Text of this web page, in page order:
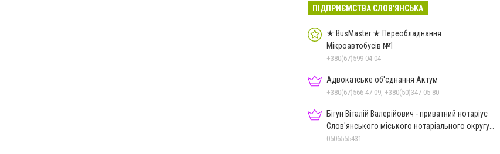
ПІДПРИЄМСТВА СЛОВ'ЯНСЬКА
★ BusMaster ★ Переобладнання
Мікроавтобусів №1
+380(67)599-04-04
Адвокатське об'єднання Актум
+380(67)566-47-09, +380(50)347-05-80
Бігун Віталій Валерійович - приватний нотаріус
Слов'янського міського нотаріального округу
Дон.обл.
0506555431